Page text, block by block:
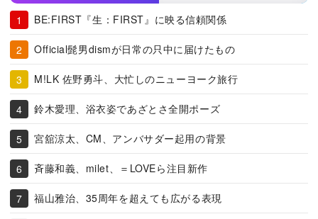
BE:FIRST『生：FIRST』に映る信頼関係
Official髭男dismが日常の只中に届けたもの
M!LK 佐野勇斗、大忙しのニューヨーク旅行
鈴木愛理、浴衣姿であざとさ全開ポーズ
宮舘涼太、CM、アンバサダー起用の背景
斉藤和義、milet、＝LOVEら注目新作
福山雅治、35周年を超えても広がる表現